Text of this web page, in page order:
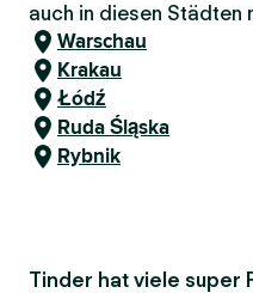
auch in diesen Städten
Warschau
Krakau
Łódź
Ruda Śląska
Rybnik
Tinder hat viele super